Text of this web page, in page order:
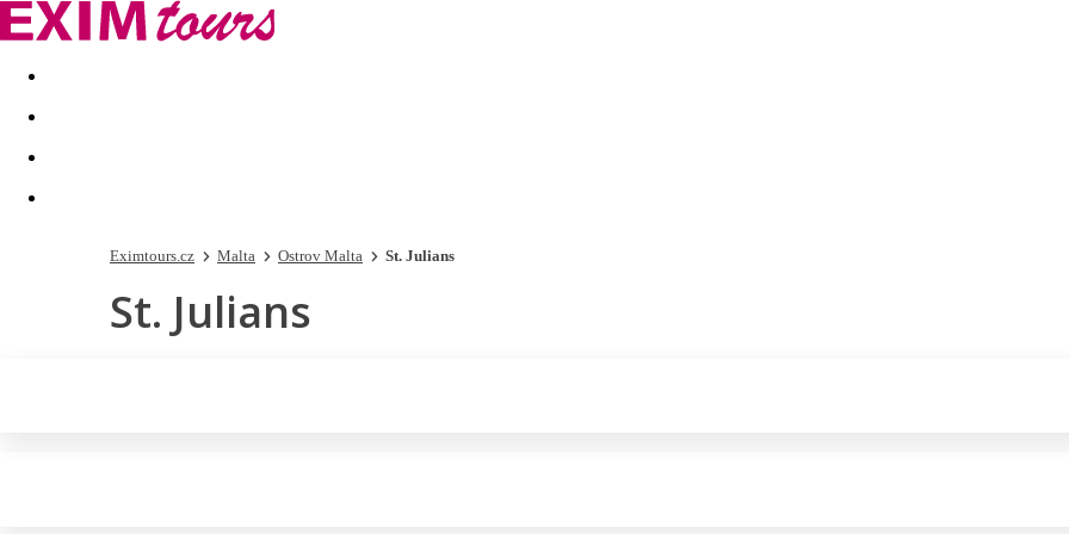
Akční nabídky Last minute
Eximtours.cz Malta Ostrov Malta St. Julians
St. Julians